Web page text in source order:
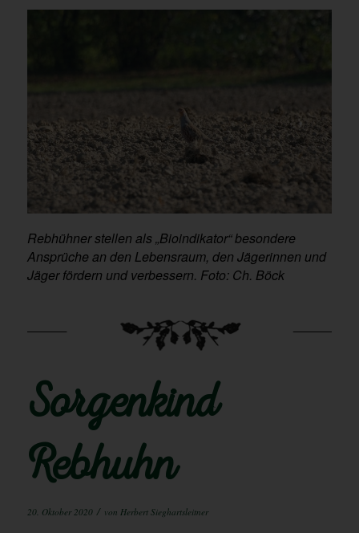
Rebhühner stellen als „Bioindikator“ besondere
Ansprüche an den Lebensraum, den Jägerinnen und
Jäger fördern und verbessern. Foto: Ch. Böck
Sorgenkind
Rebhuhn
20. Oktober 2020 / von Herbert Sieghartsleitner